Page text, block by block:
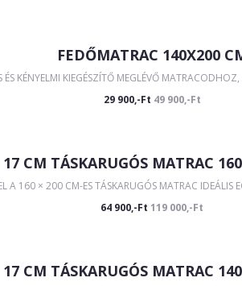
FEDŐMATRAC 140X200
KÉNYELMI KIEGÉSZÍTŐ MEGLÉVŐ MATRACODHOZ,
29 900,-Ft 49 900,-Ft
17 CM TÁSKARUGÓS MATRAC
160 × 200 CM-ES TÁSKARUGÓS MATRAC IDEÁLIS
64 900,-Ft 119 000,-Ft
17 CM TÁSKARUGÓS MATRAC